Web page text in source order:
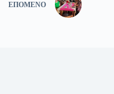
ΕΠΌΜΕΝΟ